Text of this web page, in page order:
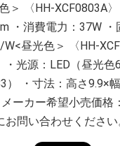
＞ 〈HH-XCF0803A
・消費電力：37W ・
昼光色＞ 〈HH-
・光源：LED（昼光色
） ・寸法：高さ9.9×
メーカー希望小売価格
お問い合わせください